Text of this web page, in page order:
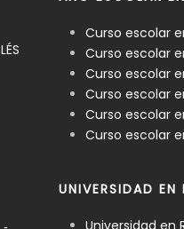
Curso escolar
Curso escolar
Curso escolar
Curso escolar
Curso escolar
Curso escolar
UNIVERSIDAD EN